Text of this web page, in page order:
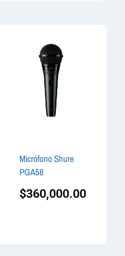
Micrófono Shure
PGA58
$360,000.00